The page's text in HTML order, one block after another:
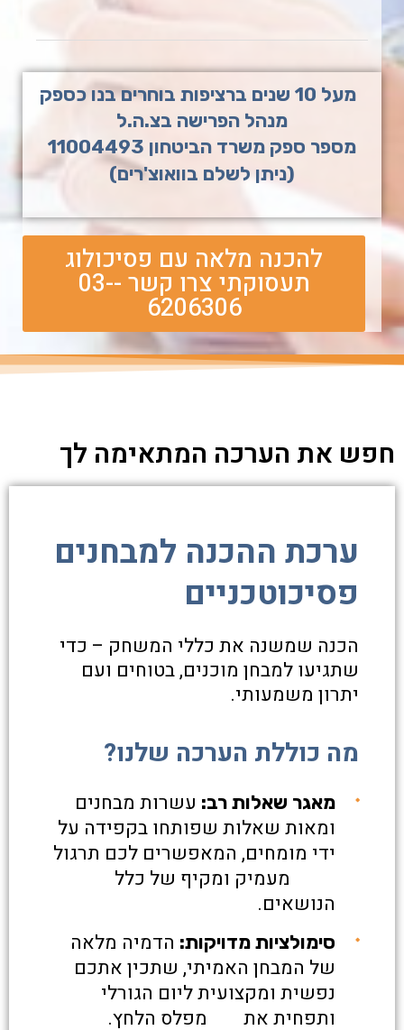
מעל 10 שנים ברציפות בוחרים בנו כספק
מנהל הפרישה בצ.ה.ל
מספר ספק משרד הביטחון 11004493
(ניתן לשלם בוואוצ'רים)
להכנה מלאה עם פסיכולוג
תעסוקתי צרו קשר -03-
6206306
חפש את הערכה המתאימה לך
ערכת ההכנה למבחנים
פסיכוטכניים
הכנה שמשנה את כללי המשחק – כדי
שתגיעו למבחן מוכנים, בטוחים ועם
יתרון משמעותי.
מה כוללת הערכה שלנו?
מאגר שאלות רב: עשרות מבחנים
ומאות שאלות שפותחו בקפידה על
ידי מומחים, המאפשרים לכם תרגול
מעמיק ומקיף של כלל
הנושאים.
סימולציות מדויקות: הדמיה מלאה
של המבחן האמיתי, שתכין אתכם
נפשית ומקצועית ליום הגורלי
ותפחית את מפלס הלחץ.